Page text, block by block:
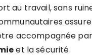
au travail, sans
accompagnée
et la sécurité.